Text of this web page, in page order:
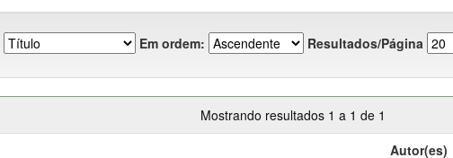
Em ordem: Resultados/Página
Mostrando resultados 1 a 1 de 1
Autor(es)